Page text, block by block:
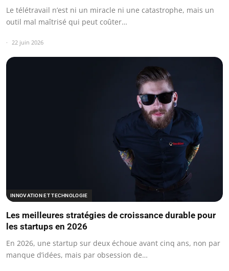
Le télétravail n’est ni un miracle ni une catastrophe, mais un
outil mal maîtrisé qui peut coûter…
22 juin 2026
INNOVATION ET TECHNOLOGIE
Les meilleures stratégies de croissance durable pour
les startups en 2026
En 2026, une startup sur deux échoue avant cinq ans, non par
manque d’idées, mais par obsession de…